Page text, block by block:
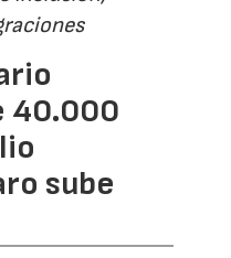
40.000
sube